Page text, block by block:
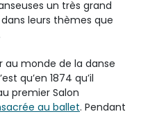
un très grand
leurs thèmes que
au monde de la danse
qu’en 1874 qu’il
premier Salon
au ballet. Pendant